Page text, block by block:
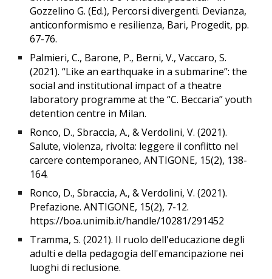
Gozzelino G. (Ed.), Percorsi divergenti. Devianza,
anticonformismo e resilienza, Bari, Progedit, pp.
67-76.
Palmieri, C., Barone, P., Berni, V., Vaccaro, S.
(2021). “Like an earthquake in a submarine”: the
social and institutional impact of a theatre
laboratory programme at the “C. Beccaria” youth
detention centre in Milan.
Ronco, D., Sbraccia, A., & Verdolini, V. (2021).
Salute, violenza, rivolta: leggere il conflitto nel
carcere contemporaneo, ANTIGONE, 15(2), 138-
164.
Ronco, D., Sbraccia, A., & Verdolini, V. (2021).
Prefazione. ANTIGONE, 15(2), 7-12.
https://boa.unimib.it/handle/10281/291452
Tramma, S. (2021). Il ruolo dell'educazione degli
adulti e della pedagogia dell'emancipazione nei
luoghi di reclusione.